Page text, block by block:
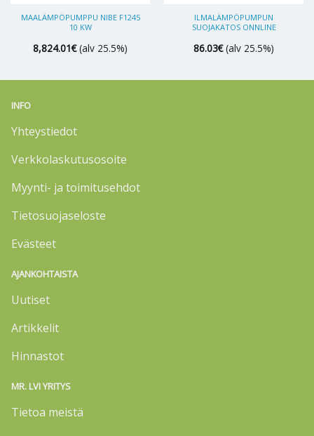
MAALÄMPÖPUMPPU NIBE F1245
10 KW
8,824.01€ (alv 25.5%)
ILMALÄMPÖPUMPUN
SUOJAKATOS ONNLINE
86.03€ (alv 25.5%)
INFO
Yhteystiedot
Verkkolaskutusosoite
Myynti- ja toimitusehdot
Tietosuojaseloste
Evästeet
AJANKOHTAISTA
Uutiset
Artikkelit
Hinnastot
MR. LVI YRITYS
Tietoa meistä